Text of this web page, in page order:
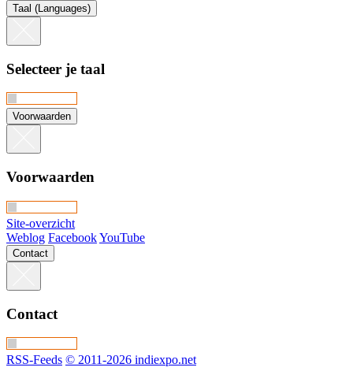
Taal (Languages)
Selecteer je taal
Voorwaarden
Voorwaarden
Site-overzicht
Weblog FacebookYouTube
Contact
Contact
RSS-Feeds © 2011-2026 indiexpo.net